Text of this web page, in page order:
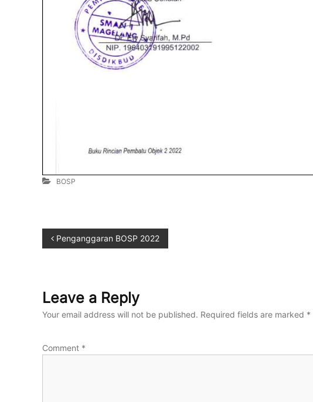
BOSP
Penganggaran BOSP 2022
Leave a Reply
Your email address will not be published. Required fields are marked *
Comment *